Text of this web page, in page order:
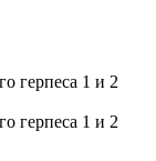
герпеса 1 и 2
герпеса 1 и 2